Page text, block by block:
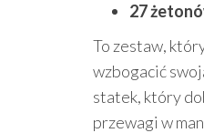
27
To zestaw,
wzbogacić
statek, który
przewagi w